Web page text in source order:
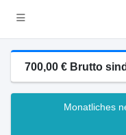
700,00 € Brutto
Monatliches